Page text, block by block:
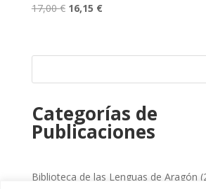
17,00€ El
era:
16,15 €El
es:
Categorías de
Publicaciones
Biblioteca de las Lenguas de Aragón